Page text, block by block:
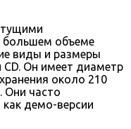
большем объеме
виды и размеры
Он имеет диаметр
около 210
Они часто
как демо-версии